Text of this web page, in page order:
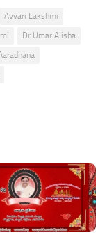
Avvari Lakshmi
Dr Umar Alisha